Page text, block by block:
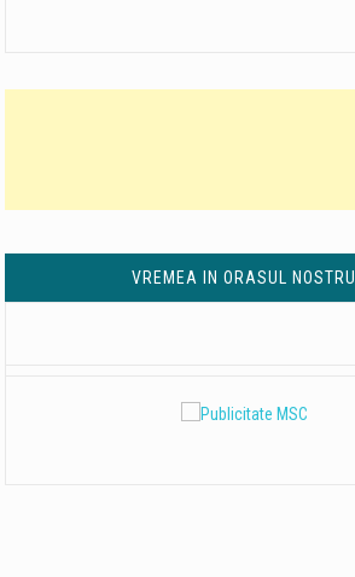
VREMEA IN ORASUL NOSTRU